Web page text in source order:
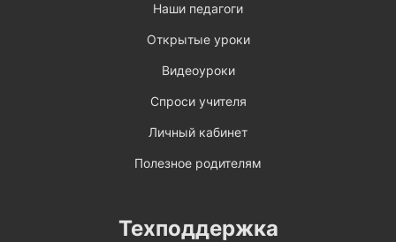
Наши педагоги
Открытые уроки
Видеоуроки
Спроси учителя
Личный кабинет
Полезное родителям
Техподдержка